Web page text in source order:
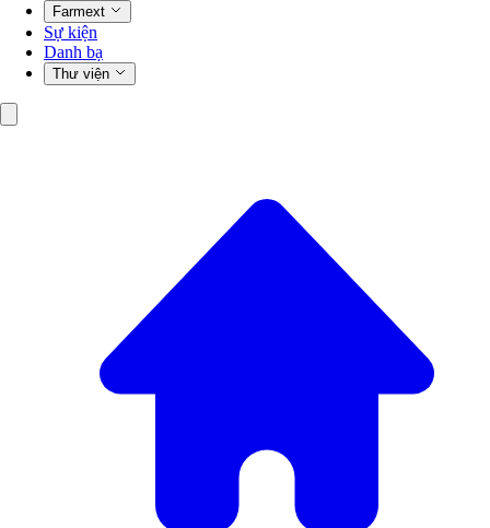
Farmext
Sự kiện
Danh bạ
Thư viện